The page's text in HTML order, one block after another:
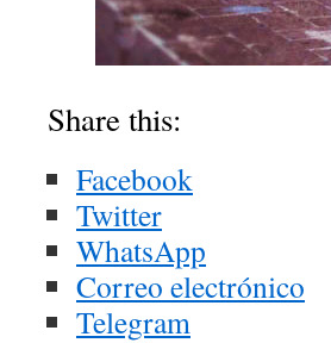
Share this:
Facebook
Twitter
WhatsApp
Correo electrónico
Telegram